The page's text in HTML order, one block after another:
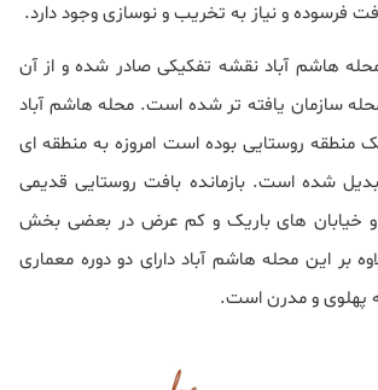
فرسوده و نیاز به تخریب و نوسازی وجود دارد.
برای محله هاشم آباد نقشه تفکیکی صادر شده و از آن
سازمان یافته تر شده است. محله هاشم آباد
منطقه روستایی بوده است امروزه به منطقه ای
شده است. بازمانده بافت روستایی قدیمی
و خیابان های باریک و کم عرض در بعضی بخش
بر این محله هاشم آباد دارای دو دوره معماری
پهلوی و مدرن است.